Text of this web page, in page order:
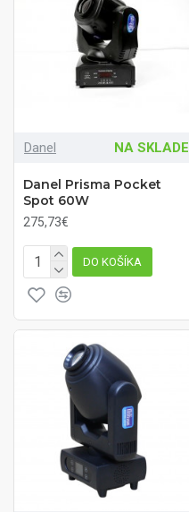
Danel NA SKLADE
Danel Prisma Pocket
Spot 60W
275,73€
DO KOŠÍKA